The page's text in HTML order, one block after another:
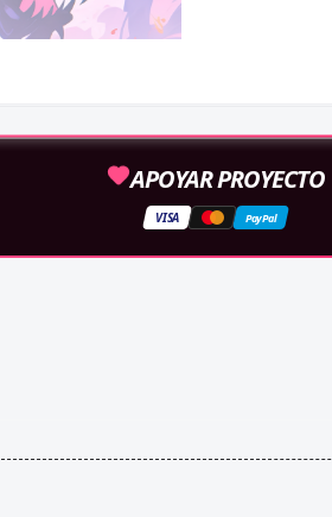
APOYAR PROYECTO
VISA PayPal